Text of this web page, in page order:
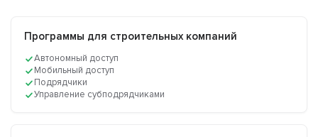
Программы для строительных компаний
Автономный доступ
Мобильный доступ
Подрядчики
Управление субподрядчиками